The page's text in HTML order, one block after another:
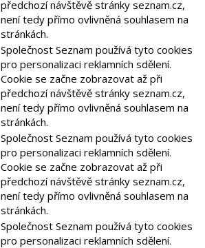
předchozí návštěvě stránky seznam.cz,
není tedy přímo ovlivněná souhlasem na
stránkách.
Společnost Seznam používá tyto cookies
pro personalizaci reklamních sdělení.
Cookie se začne zobrazovat až při
předchozí návštěvě stránky seznam.cz,
není tedy přímo ovlivněná souhlasem na
stránkách.
Společnost Seznam používá tyto cookies
pro personalizaci reklamních sdělení.
Cookie se začne zobrazovat až při
předchozí návštěvě stránky seznam.cz,
není tedy přímo ovlivněná souhlasem na
stránkách.
Společnost Seznam používá tyto cookies
pro personalizaci reklamních sdělení.